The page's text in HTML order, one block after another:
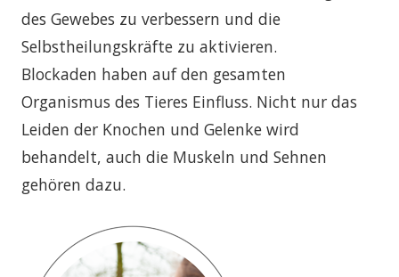
des Gewebes zu verbessern und die
Selbstheilungskräfte zu aktivieren.
Blockaden haben auf den gesamten
Organismus des Tieres Einfluss. Nicht nur das
Leiden der Knochen und Gelenke wird
behandelt, auch die Muskeln und Sehnen
gehören dazu.